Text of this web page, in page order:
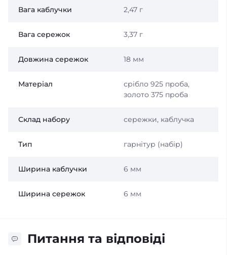
Вага каблучки 2,47 г
Вага сережок 3,37 г
Довжина сережок 18 мм
Матеріал
срібло 925 проба,
золото 375 проба
Склад набору сережки, каблучка
Тип гарнітур (набір)
Ширина каблучки 6 мм
Ширина сережок 6 мм
Питання та відповіді